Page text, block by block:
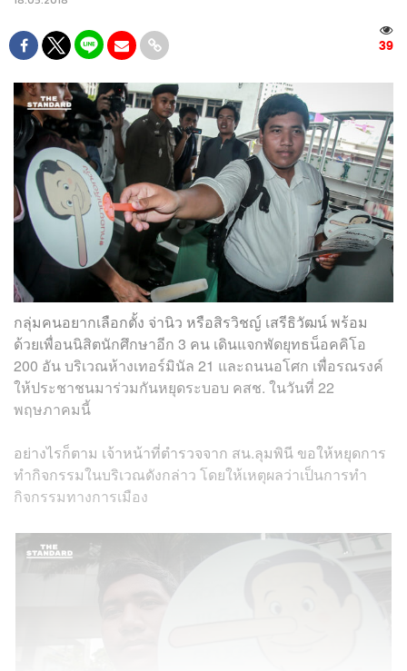
39
กลุ่มคนอยากเลือกตั้ง จ่านิว หรือสิรวิชญ์ เสรีธิวัฒน์ พร้อม
ด้วยเพื่อนนิสิตนักศึกษาอีก 3 คน เดินแจกพัดยุทธน็อคคิโอ
200 อัน บริเวณห้างเทอร์มินัล 21 และถนนอโศก เพื่อรณรงค์
ให้ประชาชนมาร่วมกันหยุดระบอบ คสช. ในวันที่ 22
พฤษภาคมนี้
อย่างไรก็ตาม เจ้าหน้าที่ตำรวจจาก สน.ลุมพินี ขอให้หยุดการ
ทำกิจกรรมในบริเวณดังกล่าว โดยให้เหตุผลว่าเป็นการทำ
กิจกรรมทางการเมือง